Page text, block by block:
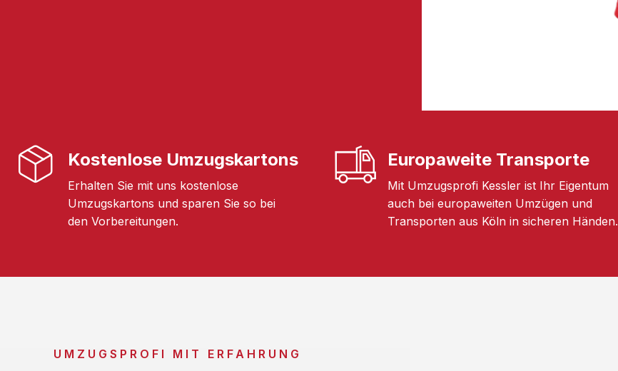
Kostenlose Umzugskartons
Erhalten Sie mit uns kostenlose
Umzugskartons und sparen Sie so bei
den Vorbereitungen.
Europaweite Transporte
Mit Umzugsprofi Kessler ist Ihr Eigentum
auch bei europaweiten Umzügen und
Transporten aus Köln in sicheren Händen.
UMZUGSPROFI MIT ERFAHRUNG